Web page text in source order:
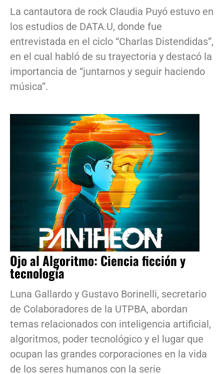
La cantautora de rock Claudia Puyó estuvo en
los estudios de DATA.U, donde fue
entrevistada en el ciclo “Charlas Distendidas”,
en el cual habló de su trayectoria y destacó la
importancia de “juntarnos y seguir haciendo
música”.
Ojo al Algoritmo: Ciencia ficción y
tecnología
Luna Gallardo y Gustavo Borinelli, secretario
de Colaboradores de la UTPBA, abordan
temas relacionados con inteligencia artificial,
algoritmos, poder tecnológico y el lugar que
ocupan las grandes corporaciones en la vida
de los seres humanos con la serie